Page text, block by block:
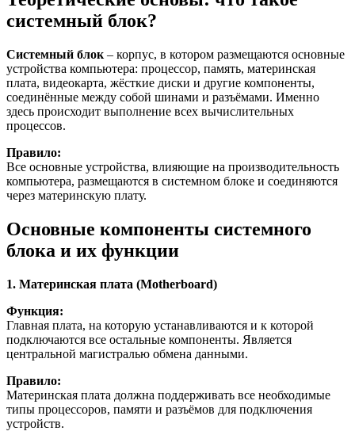
системный блок?
Системный блок – корпус, в котором размещаются основные
устройства компьютера: процессор, память, материнская
плата, видеокарта, жёсткие диски и другие компоненты,
соединённые между собой шинами и разъёмами. Именно
здесь происходит выполнение всех вычислительных
процессов.
Правило:
Все основные устройства, влияющие на производительность
компьютера, размещаются в системном блоке и соединяются
через материнскую плату.
Основные компоненты системного
блока и их функции
1. Материнская плата (Motherboard)
Функция:
Главная плата, на которую устанавливаются и к которой
подключаются все остальные компоненты. Является
центральной магистралью обмена данными.
Правило:
Материнская плата должна поддерживать все необходимые
типы процессоров, памяти и разъёмов для подключения
устройств.